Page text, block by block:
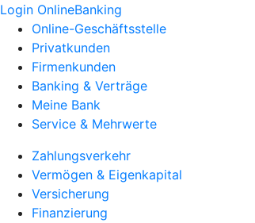
Login OnlineBanking
Online-Geschäftsstelle
Privatkunden
Firmenkunden
Banking & Verträge
Meine Bank
Service & Mehrwerte
Zahlungsverkehr
Vermögen & Eigenkapital
Versicherung
Finanzierung